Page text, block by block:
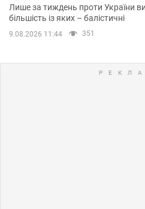
Лише за тиждень проти України
більшість із яких – балістичні
9.08.2026 11:44 351